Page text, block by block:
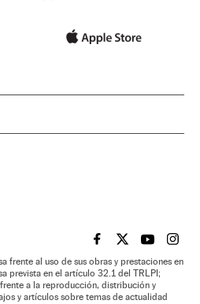
EL PAÍS BRASIL EN
EL PAÍSEL PAÍS
EL
frente al uso de sus obras y prestaciones en
prevista en el artículo 32.1 del TRLPI;
a la reproducción, distribución y
y artículos sobre temas de actualidad